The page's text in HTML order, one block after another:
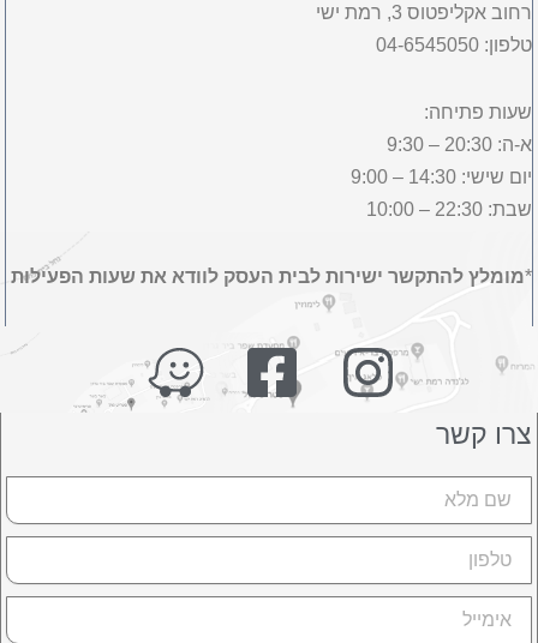
רחוב אקליפטוס 3, רמת ישי
טלפון: 04-6545050
שעות פתיחה:
א-ה: 20:30 – 9:30
יום שישי: 14:30 – 9:00
שבת: 22:30 – 10:00
*מומלץ להתקשר ישירות לבית העסק לוודא את שעות הפעילות
צרו קשר